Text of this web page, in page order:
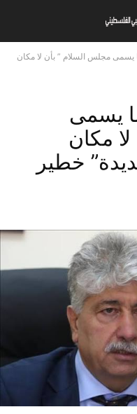
يسمى مجلس السلام ” بأن لا مكان
يسمى
مكان
خطير